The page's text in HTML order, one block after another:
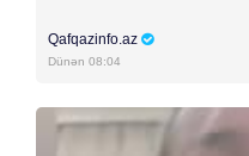
Qafqazinfo.az
Dünən 08:04